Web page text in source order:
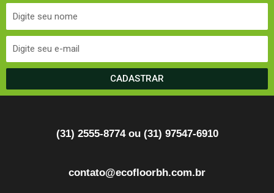
CADASTRAR
(31) 2555-8774 ou (31) 97547-6910
contato@ecofloorbh.com.br